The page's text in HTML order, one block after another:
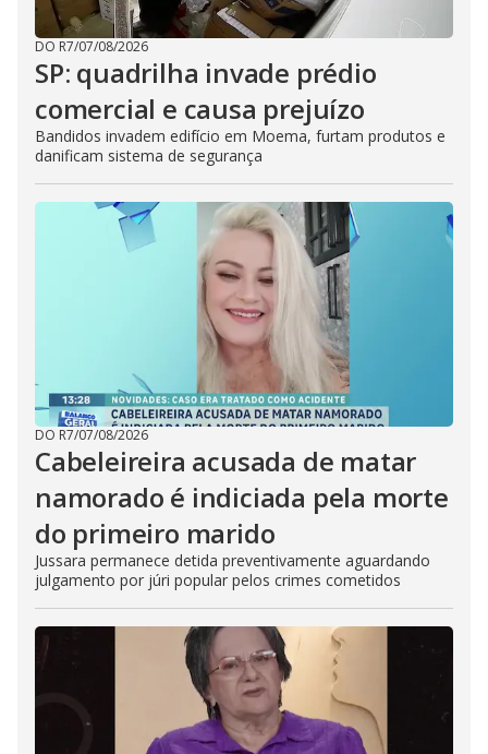
DO R7/07/08/2026
SP: quadrilha invade prédio
comercial e causa prejuízo
Bandidos invadem edifício em Moema, furtam produtos e
danificam sistema de segurança
DO R7/07/08/2026
Cabeleireira acusada de matar
namorado é indiciada pela morte
do primeiro marido
Jussara permanece detida preventivamente aguardando
julgamento por júri popular pelos crimes cometidos